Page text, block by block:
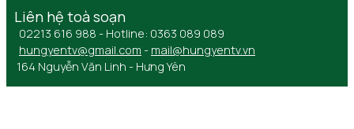
Liên hệ toà soạn
02213 616 988 - Hotline: 0363 089 089
hungyentv@gmail.com - mail@hungyentv.vn
164 Nguyễn Văn Linh - Hưng Yên